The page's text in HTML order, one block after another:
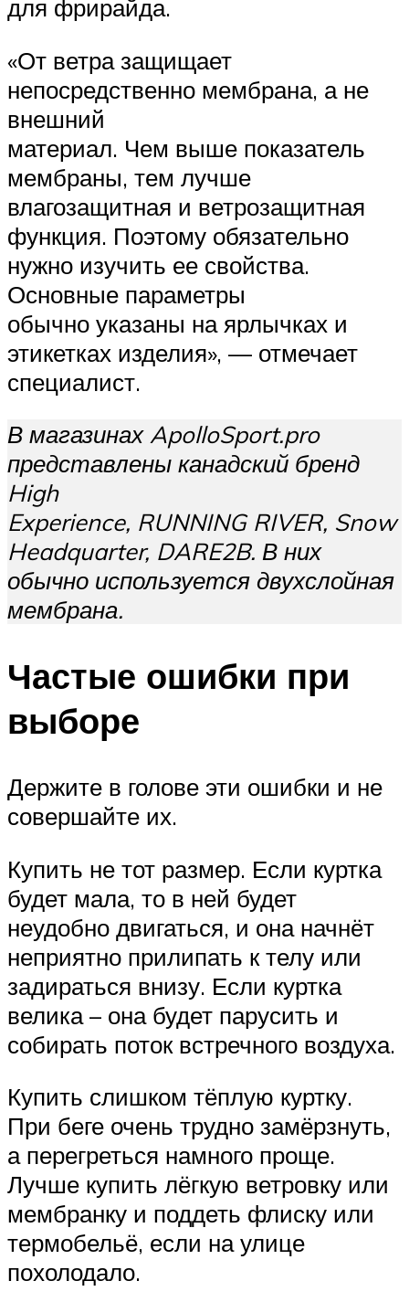
для фрирайда.
«От ветра защищает
непосредственно мембрана, а не
внешний
материал. Чем выше показатель
мембраны, тем лучше
влагозащитная и ветрозащитная
функция. Поэтому обязательно
нужно изучить ее свойства.
Основные параметры
обычно указаны на ярлычках и
этикетках изделия», — отмечает
специалист.
В магазинах ApolloSport.pro
представлены канадский бренд
High
Experience, RUNNING RIVER, Snow
Headquarter, DARE2B. В них
обычно используется двухслойная
мембрана.
Частые ошибки при
выборе
Держите в голове эти ошибки и не
совершайте их.
Купить не тот размер. Если куртка
будет мала, то в ней будет
неудобно двигаться, и она начнёт
неприятно прилипать к телу или
задираться внизу. Если куртка
велика – она будет парусить и
собирать поток встречного воздуха.
Купить слишком тёплую куртку.
При беге очень трудно замёрзнуть,
а перегреться намного проще.
Лучше купить лёгкую ветровку или
мембранку и поддеть флиску или
термобельё, если на улице
похолодало.